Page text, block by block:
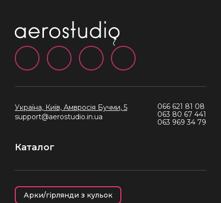
Україна, Київ, Амвросія Бучми, 5
support@aerostudio.in.ua
066 621 81 08
063 80 67 441
063 969 34 79
Каталог
Арки/гірлянди з кульок